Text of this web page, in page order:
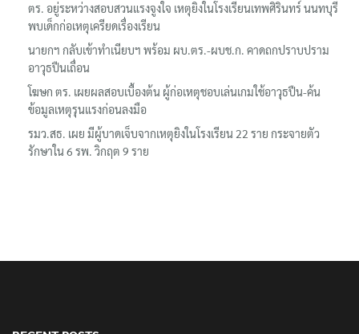
ตร. อยู่ระหว่างสอบสวนแรงจูงใจ เหตุยิงในโรงเรียนเทพศิรินทร์ นนทบุรี
พบเด็กก่อเหตุเครียดเรื่องเรียน
นายกฯ กลับเข้าทำเนียบฯ พร้อม ผบ.ตร.-ผบช.ก. คาดถกปราบปราม
อาวุธปืนเถื่อน
โฆษก ตร. เผยผลสอบเบื้องต้น ผู้ก่อเหตุชอบเล่นเกมใช้อาวุธปืน-ค้น
ข้อมูลเหตุรุนแรงก่อนลงมือ
รมว.สธ. เผย มีผู้บาดเจ็บจากเหตุยิงในโรงเรียน 22 ราย กระจายตัว
รักษาใน 6 รพ. วิกฤต 9 ราย